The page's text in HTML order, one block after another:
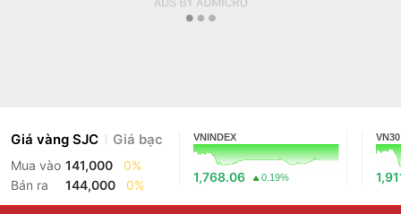
Giá vàng SJC Giá bạc
Mua vào 141,000
0%
Bán ra
144,000 0%
VNINDEX
1,768.06 0.19%
VN30